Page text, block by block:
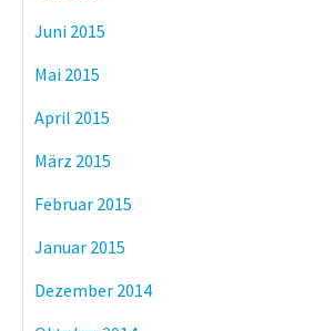
Juni 2015
Mai 2015
April 2015
März 2015
Februar 2015
Januar 2015
Dezember 2014